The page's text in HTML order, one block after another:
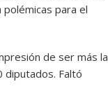
para el
de ser más la
diputados. Faltó